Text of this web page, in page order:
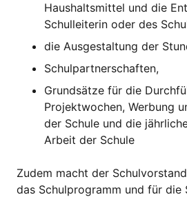
Haushaltsmittel und die
Schulleiterin oder des
die Ausgestaltung der
Schulpartnerschaften,
Grundsätze für die
Projektwochen, Werbung
der Schule und die
Arbeit der Schule
Zudem macht der
das Schulprogramm und für die